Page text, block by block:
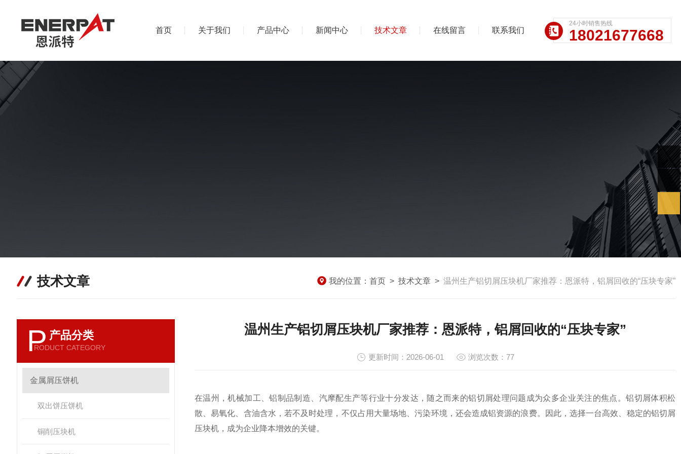
首页 关于我们 产品中心 新闻中心 技术文章 在线留言 联系我们
24小时销售热线
18021677668
技术文章 我的位置： 首页 > 技术文章 > 温州生产铝切屑压块机厂家推荐：恩派特，铝屑回收的“压块专家”
P 产品分类
RODUCT CATEGORY
金属屑压饼机
双出饼压饼机
铜削压块机
温州生产铝切屑压块机厂家推荐：恩派特，铝屑回收的“压块专家”
更新时间：2026-06-01 浏览次数：77
在温州，机械加工、铝制品制造、汽摩配生产等行业十分发达，随之而来的铝切屑处理问题成为众多企业关注的焦点。铝切屑体积松
散、易氧化、含油含水，若不及时处理，不仅占用大量场地、污染环境，还会造成铝资源的浪费。因此，选择一台高效、稳定的铝切屑
压块机，成为企业降本增效的关键。